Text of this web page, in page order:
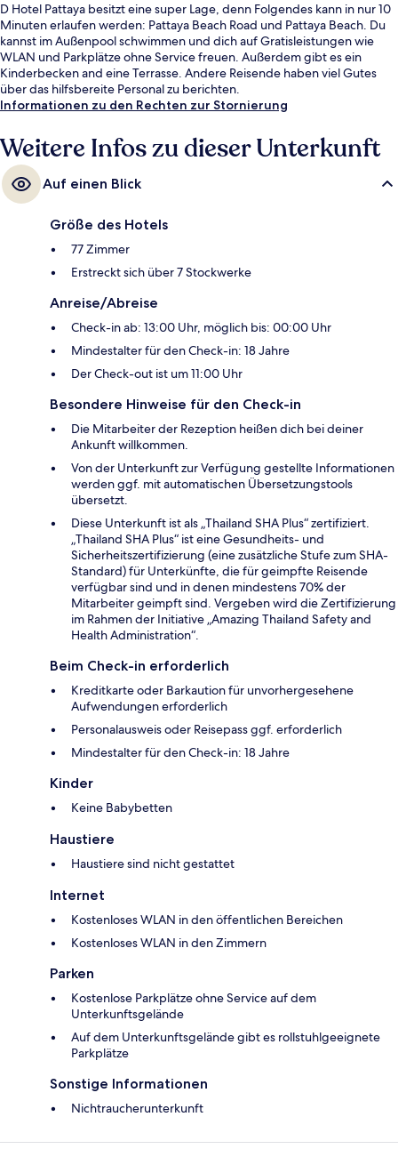
D Hotel Pattaya besitzt eine super Lage, denn Folgendes kann in nur 10
Minuten erlaufen werden: Pattaya Beach Road und Pattaya Beach. Du
kannst im Außenpool schwimmen und dich auf Gratisleistungen wie
WLAN und Parkplätze ohne Service freuen. Außerdem gibt es ein
Kinderbecken and eine Terrasse. Andere Reisende haben viel Gutes
über das hilfsbereite Personal zu berichten.
Informationen zu den Rechten zur Stornierung
Weitere Infos zu dieser Unterkunft
Auf einen Blick
Größe des Hotels
77 Zimmer
Erstreckt sich über 7 Stockwerke
Anreise/Abreise
Check-in ab: 13:00 Uhr, möglich bis: 00:00 Uhr
Mindestalter für den Check-in: 18 Jahre
Der Check-out ist um 11:00 Uhr
Besondere Hinweise für den Check-in
Die Mitarbeiter der Rezeption heißen dich bei deiner
Ankunft willkommen.
Von der Unterkunft zur Verfügung gestellte Informationen
werden ggf. mit automatischen Übersetzungstools
übersetzt.
Diese Unterkunft ist als „Thailand SHA Plus“ zertifiziert.
„Thailand SHA Plus“ ist eine Gesundheits- und
Sicherheitszertifizierung (eine zusätzliche Stufe zum SHA-
Standard) für Unterkünfte, die für geimpfte Reisende
verfügbar sind und in denen mindestens 70% der
Mitarbeiter geimpft sind. Vergeben wird die Zertifizierung
im Rahmen der Initiative „Amazing Thailand Safety and
Health Administration“.
Beim Check-in erforderlich
Kreditkarte oder Barkaution für unvorhergesehene
Aufwendungen erforderlich
Personalausweis oder Reisepass ggf. erforderlich
Mindestalter für den Check-in: 18 Jahre
Kinder
Keine Babybetten
Haustiere
Haustiere sind nicht gestattet
Internet
Kostenloses WLAN in den öffentlichen Bereichen
Kostenloses WLAN in den Zimmern
Parken
Kostenlose Parkplätze ohne Service auf dem
Unterkunftsgelände
Auf dem Unterkunftsgelände gibt es rollstuhlgeeignete
Parkplätze
Sonstige Informationen
Nichtraucherunterkunft